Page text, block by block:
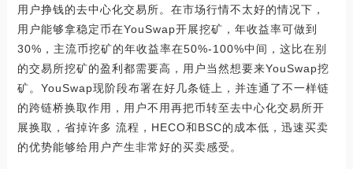
用户挣钱的去中心化交易所。在市场行情不太好的情况下，
用户能够拿稳定币在YouSwap开展挖矿，年收益率可做到
30%，主流币挖矿的年收益率在50%-100%中间，这比在别
的交易所挖矿的盈利都需要高，用户当然想要来YouSwap挖
矿。YouSwap现阶段布署在好几条链上，并连通了不一样链
的跨链桥换取作用，用户不用再把币转至去中心化交易所开
展换取，省掉许多 流程，HECO和BSC的成本低，迅速买卖
的优势能够给用户产生非常好的买卖感受。